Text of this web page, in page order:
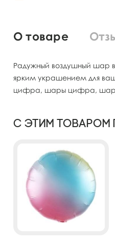
О товаре
Радужный воздушный шар
ярким украшением для
цифра, шары цифра,
С этим товаром